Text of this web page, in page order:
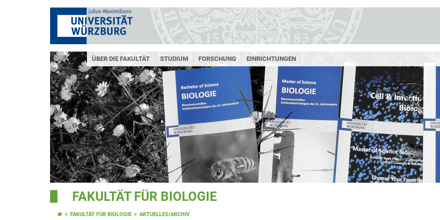
ÜBER DIE FAKULTÄT STUDIUM FORSCHUNG EINRICHTUNGEN
FAKULTÄT FÜR BIOLOGIE
FAKULTÄT FÜR BIOLOGIE AKTUELLES/ARCHIV